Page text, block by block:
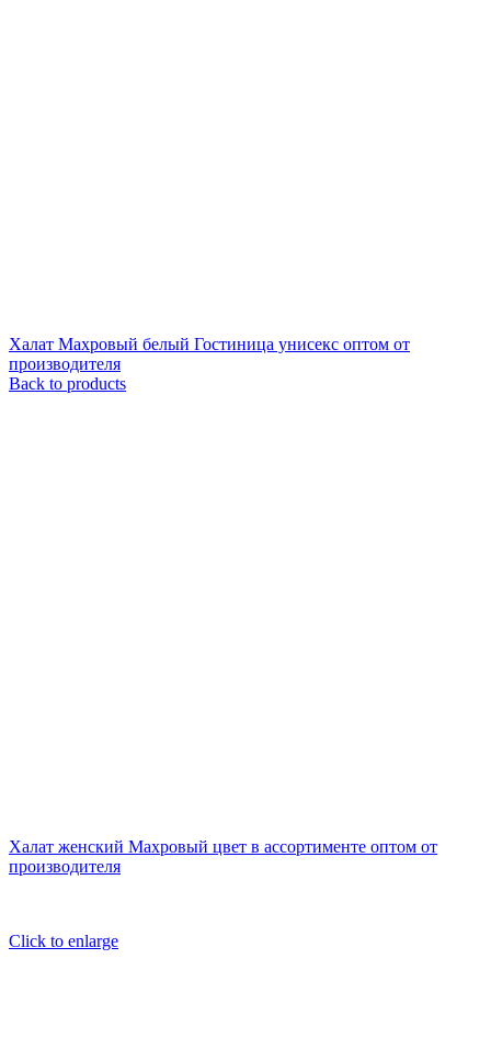
Халат Махровый белый Гостиница унисекс оптом от
производителя
Back to products
Халат женский Махровый цвет в ассортименте оптом от
производителя
Click to enlarge